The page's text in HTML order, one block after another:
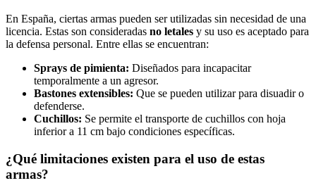
En España, ciertas armas pueden ser utilizadas sin necesidad de una
licencia. Estas son consideradas no letales y su uso es aceptado para
la defensa personal. Entre ellas se encuentran:
Sprays de pimienta: Diseñados para incapacitar
temporalmente a un agresor.
Bastones extensibles: Que se pueden utilizar para disuadir o
defenderse.
Cuchillos: Se permite el transporte de cuchillos con hoja
inferior a 11 cm bajo condiciones específicas.
¿Qué limitaciones existen para el uso de estas
armas?